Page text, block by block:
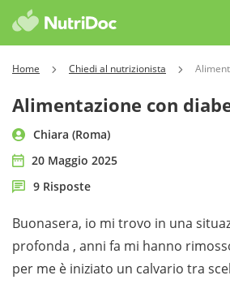
Home Chiedi al nutrizionista
Alimentazione con
Chiara (Roma)
20 Maggio 2025
9 Risposte
Buonasera, io mi trovo in una
profonda , anni fa mi hanno
per me è iniziato un calvario tra